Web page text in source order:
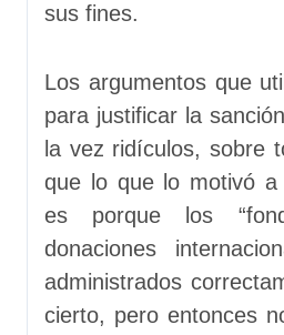
sus fines.
Los argumentos que
para justificar la
la vez ridículos, sobre
que lo que lo motivó a
es porque los
donaciones
administrados
cierto, pero entonces